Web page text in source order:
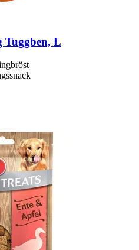
Tuggben, L